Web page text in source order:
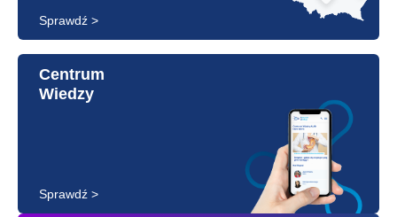
Sprawdź >
Centrum
Wiedzy
Sprawdź >